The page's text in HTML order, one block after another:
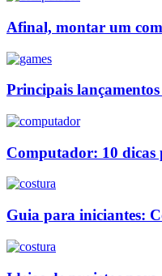
Afinal, montar um
Principais
Computador: 10 dicas
Guia para iniciantes: